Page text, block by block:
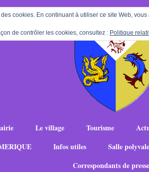
Le village Tourisme
Infos utiles Salle
Correspondants de presse
cookies. En continuant à utiliser ce site Web,
de contrôler les cookies, consultez : Politique